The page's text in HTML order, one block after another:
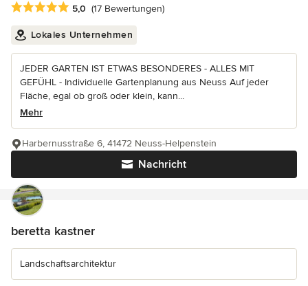
Durchschnittliche Bewertung: 5 von 5 Sternen
5,0 (17 Bewertungen)
Lokales Unternehmen
JEDER GARTEN IST ETWAS BESONDERES - ALLES MIT
GEFÜHL - Individuelle Gartenplanung aus Neuss Auf jeder
Fläche, egal ob groß oder klein, kann...
Mehr
Nachricht
Harbernusstraße 6, 41472 Neuss-Helpenstein
beretta kastner
Landschaftsarchitektur